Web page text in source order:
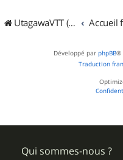
UtagawaVTT (Randos VTT et VTTAE avec traces GPS) Accueil
Développé par phpBB®
Traduction
Qui sommes-nous ?